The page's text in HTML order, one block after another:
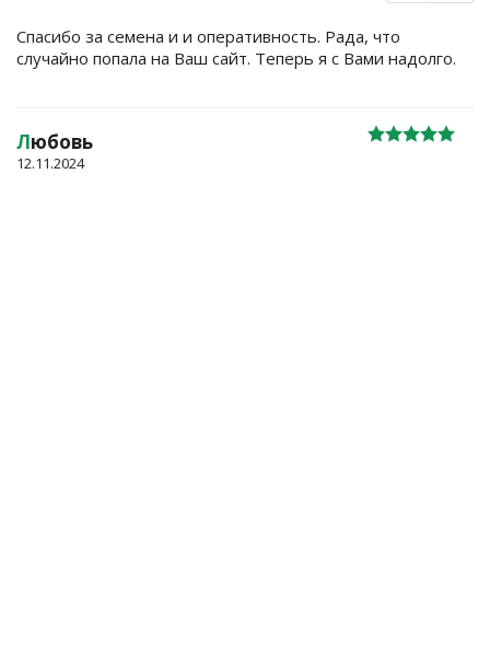
Спасибо за семена и и оперативность. Рада, что
случайно попала на Ваш сайт. Теперь я с Вами надолго.
Любовь
12.11.2024